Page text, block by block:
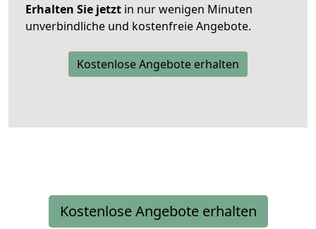
Erhalten Sie jetzt in nur wenigen Minuten
unverbindliche und kostenfreie Angebote.
Kostenlose Angebote erhalten
Kostenlose Angebote erhalten